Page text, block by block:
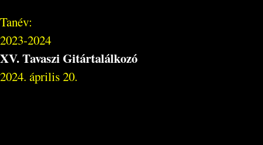
Tanév:
2023-2024
XV. Tavaszi Gitártalálkozó
2024. április 20.